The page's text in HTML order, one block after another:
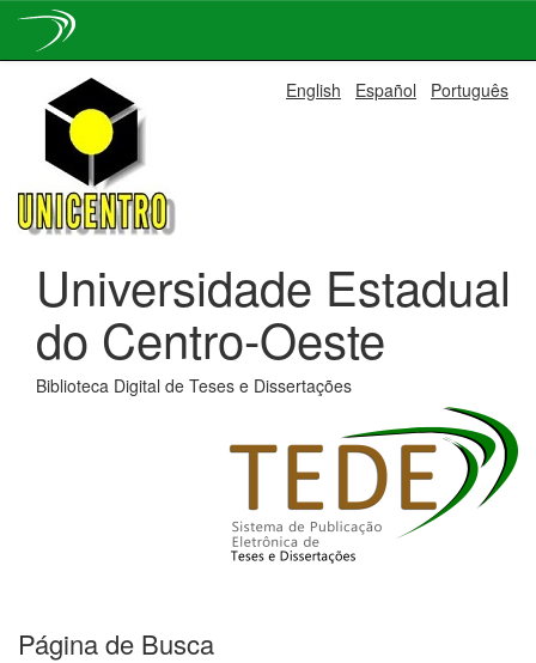
navigation
English Español Português
Universidade Estadual
do Centro-Oeste
Biblioteca Digital de Teses e Dissertações
Página de Busca